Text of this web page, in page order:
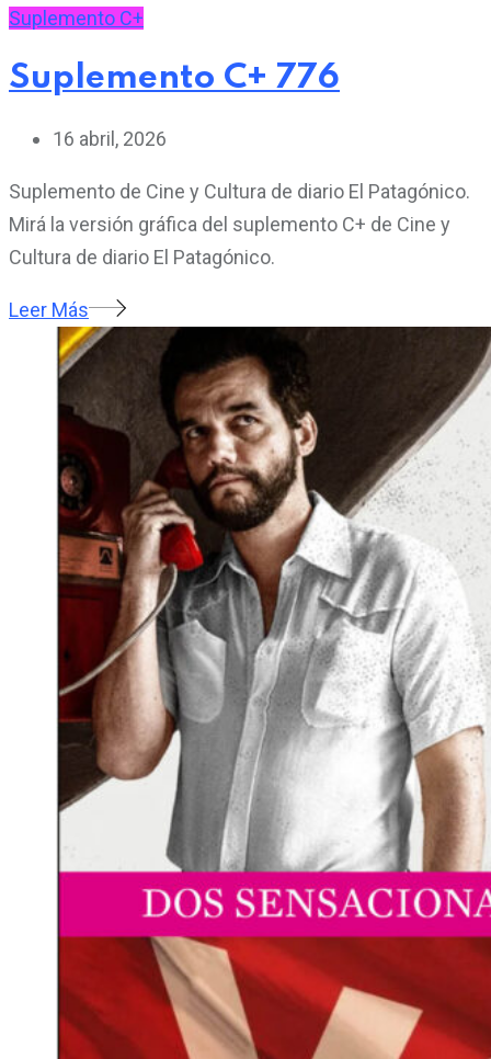
Suplemento C+
Suplemento C+ 776
16 abril, 2026
Suplemento de Cine y Cultura de diario El Patagónico.
Mirá la versión gráfica del suplemento C+ de Cine y
Cultura de diario El Patagónico.
Leer Más